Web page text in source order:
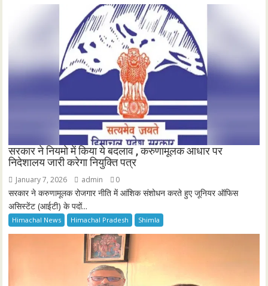
सरकार ने नियमो में किया ये बदलाव , करुणामूलक आधार पर
निदेशालय जारी करेगा नियुक्ति पत्र
January 7, 2026 admin 0
सरकार ने करुणामूलक रोजगार नीति में आंशिक संशोधन करते हुए जूनियर ऑफिस
असिस्टेंट (आईटी) के पदों...
Himachal News Himachal Pradesh Shimla